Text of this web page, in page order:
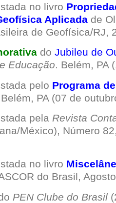
no livro
Aplicada de
de Geofísica/RJ,
do Jubileu de
Educação. Belém, PA
pelo Programa
PA (07 de
pela Revista
México), Número
no livro
do Brasil,
PEN Clube do Brasil